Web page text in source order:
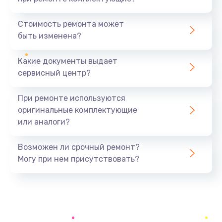
670 руб.
Замена фильтра
Ремонт двигателя кофемолки
Заказать
Стоимость ремонта может
быть изменена?
Какие документы выдает
сервисный центр?
При ремонте используются
оригинальные комплектующие
или аналоги?
Возможен ли срочный ремонт?
Могу при нем присутствовать?